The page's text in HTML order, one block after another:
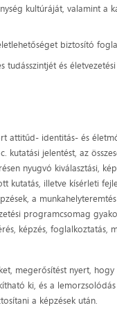
kultúráját, valamint a
biztosító
és
attitűd- identitás- és
jelentést, az
nyugvó kiválasztási,
kutatás, illetve kísérleti
a
programcsomag
képzés, foglalkoztatás,
megerősítést nyert, hogy
ki, és a
a képzések után.